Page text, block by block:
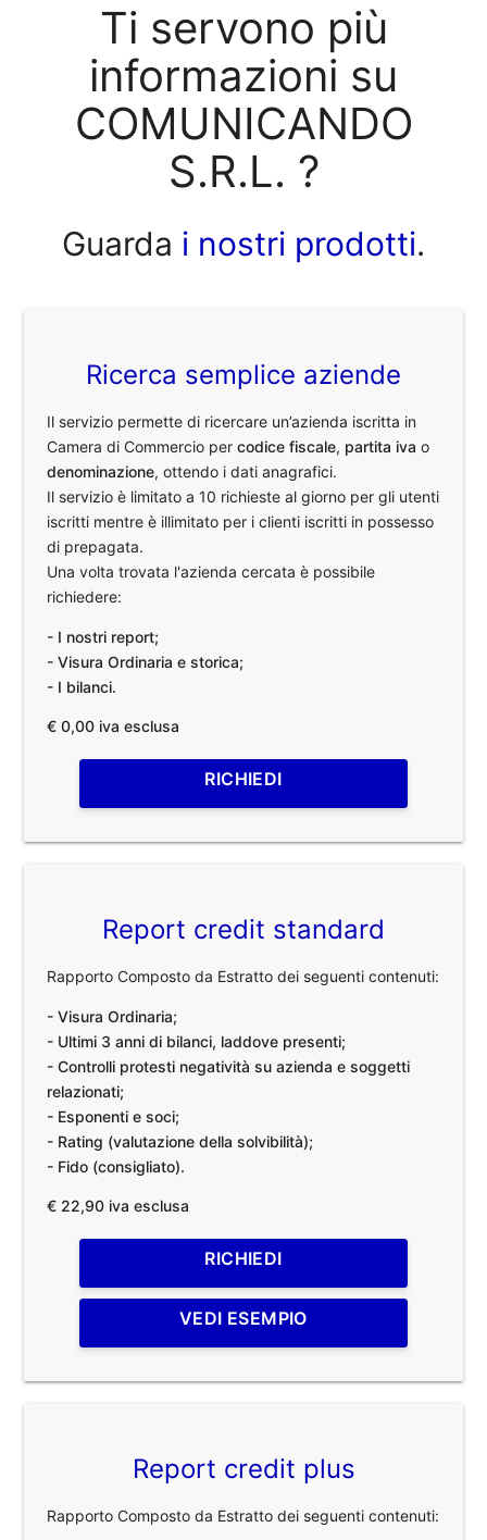
Ti servono più
informazioni su
COMUNICANDO
S.R.L. ?
Guarda i nostri prodotti.
Ricerca semplice aziende
Il servizio permette di ricercare un’azienda iscritta in
Camera di Commercio percodice fiscale, partita iva o
denominazione, ottendo i dati anagrafici.
Il servizio è limitato a 10 richieste al giorno per gli utenti
iscritti mentre è illimitato per i clienti iscritti in possesso
di prepagata.
Una volta trovata l'azienda cercata è possibile
richiedere:
- I nostri report;
- Visura Ordinaria e storica;
- I bilanci.
€ 0,00 iva esclusa
RICHIEDI
Report credit standard
Rapporto Composto da Estratto dei seguenti contenuti:
- Visura Ordinaria;
- Ultimi 3 anni di bilanci, laddove presenti;
- Controlli protesti negatività su azienda e soggetti
relazionati;
- Esponenti e soci;
- Rating (valutazione della solvibilità);
- Fido (consigliato).
€ 22,90 iva esclusa
RICHIEDI
VEDI ESEMPIO
Report credit plus
Rapporto Composto da Estratto dei seguenti contenuti: